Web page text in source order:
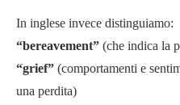
In inglese invece distinguiamo:
“bereavement” (che indica la
“grief” (comportamenti e
una perdita)